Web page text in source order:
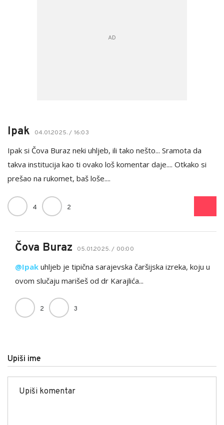
Ipak 04.01.2025. / 16:03
Ipak si Čova Buraz neki uhljeb, ili tako nešto... Sramota da
takva institucija kao ti ovako loš komentar daje.... Otkako si
prešao na rukomet, baš loše....
4 2
Čova Buraz 05.01.2025. / 00:00
@Ipak uhljeb je tipična sarajevska čaršijska izreka, koju u
ovom slučaju marišeš od dr Karajlića...
2 3
Upiši ime